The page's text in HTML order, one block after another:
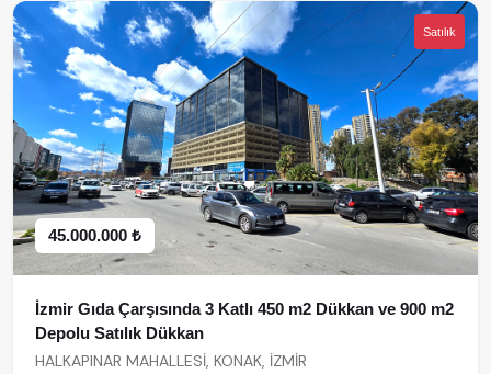
Satılık
45.000.000 ₺
İzmir Gıda Çarşısında 3 Katlı 450 m2 Dükkan ve 900 m2
Depolu Satılık Dükkan
HALKAPINAR MAHALLESİ, KONAK, İZMİR